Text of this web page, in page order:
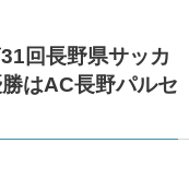
回長野県サッカ
はAC長野パルセ